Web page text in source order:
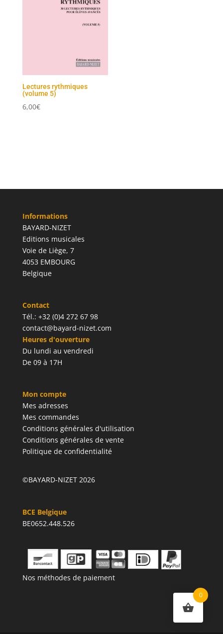
Lectures rythmiques
(volume 5)
6,00€
Informations
BAYARD-NIZET
Editions musicales
Voie de Liège, 7
4053 EMBOURG
Belgique
Contact
Tél.: +32 (0)4 272 67 98
contact@bayard-nizet.com
Heures d'ouverture
Du lundi au vendredi
De 09 à 17H
Mon compte
Mes adresses
Mes commandes
Conditions générales d'utilisation
Conditions générales de vente
Politique de confidentialité
©BAYARD-NIZET 2026
BCE Belgique
BE0652.448.526
Nos méthodes de paiement
0